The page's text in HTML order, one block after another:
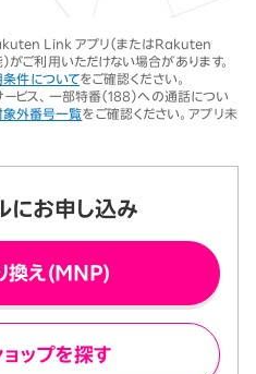
Link アプリ（またはRakuten
ご利用いただけない場合があります。
件についてをご確認ください。
ビス、一部特番（188）への通話につい
象外番号一覧をご確認ください。アプリ未
にお申し込み
換え(MNP)
ップを探す